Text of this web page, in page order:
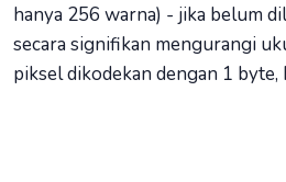
hanya 256 warna) - jika belum
secara signifikan mengurangi
piksel dikodekan dengan 1 byte,